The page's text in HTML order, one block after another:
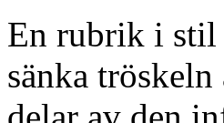
En rubrik i stil
sänka